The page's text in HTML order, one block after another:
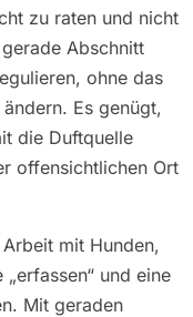
zu raten und nicht
Abschnitt
ohne das
Es genügt,
die Duftquelle
offensichtlichen Ort
mit Hunden,
und eine
Mit geraden